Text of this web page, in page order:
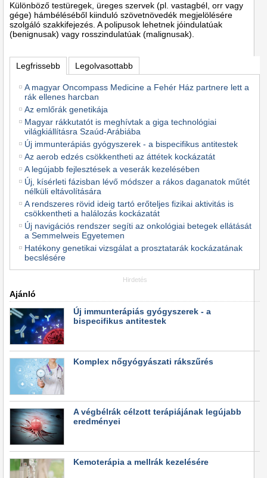
Különböző testüregek, üreges szervek (pl. vastagbél, orr vagy
gége) hámbéléséből kiinduló szövetnövedék megjelölésére
szolgáló szakkifejezés. A polipusok lehetnek jóindulatúak
(benignusak) vagy rosszindulatúak (malignusak).
Legfrissebb Legolvasottabb
A magyar Oncompass Medicine a Fehér Ház partnere lett a
rák ellenes harcban
Az emlőrák genetikája
Magyar rákkutatót is meghívtak a giga technológiai
világkiállításra Szaúd-Arábiába
Új immunterápiás gyógyszerek - a bispecifikus antitestek
Az aerob edzés csökkentheti az áttétek kockázatát
A legújabb fejlesztések a veserák kezelésében
Új, kísérleti fázisban lévő módszer a rákos daganatok műtét
nélküli eltávolítására
A rendszeres rövid ideig tartó erőteljes fizikai aktivitás is
csökkentheti a halálozás kockázatát
Új navigációs rendszer segíti az onkológiai betegek ellátását
a Semmelweis Egyetemen
Hatékony genetikai vizsgálat a prosztatarák kockázatának
becslésére
Hirdetés
Ajánló
Új immunterápiás gyógyszerek - a
bispecifikus antitestek
Komplex nőgyógyászati rákszűrés
A végbélrák célzott terápiájának legújabb
eredményei
Kemoterápia a mellrák kezelésére